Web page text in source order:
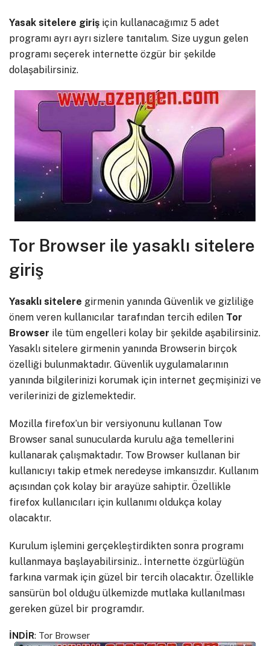
Yasak sitelere giriş için kullanacağımız 5 adet
programı ayrı ayrı sizlere tanıtalım. Size uygun gelen
programı seçerek internette özgür bir şekilde
dolaşabilirsiniz.
Tor Browser ile yasaklı sitelere
giriş
Yasaklı sitelere girmenin yanında Güvenlik ve gizliliğe
önem veren kullanıcılar tarafından tercih edilen Tor
Browser ile tüm engelleri kolay bir şekilde aşabilirsiniz.
Yasaklı sitelere girmenin yanında Browserin birçok
özelliği bulunmaktadır. Güvenlik uygulamalarının
yanında bilgilerinizi korumak için internet geçmişinizi ve
verilerinizi de gizlemektedir.
Mozilla firefox’un bir versiyonunu kullanan Tow
Browser sanal sunucularda kurulu ağa temellerini
kullanarak çalışmaktadır. Tow Browser kullanan bir
kullanıcıyı takip etmek neredeyse imkansızdır. Kullanım
açısından çok kolay bir arayüze sahiptir. Özellikle
firefox kullanıcıları için kullanımı oldukça kolay
olacaktır.
Kurulum işlemini gerçekleştirdikten sonra programı
kullanmaya başlayabilirsiniz.. İnternette özgürlüğün
farkına varmak için güzel bir tercih olacaktır. Özellikle
sansürün bol olduğu ülkemizde mutlaka kullanılması
gereken güzel bir programdır.
İNDİR: Tor Browser